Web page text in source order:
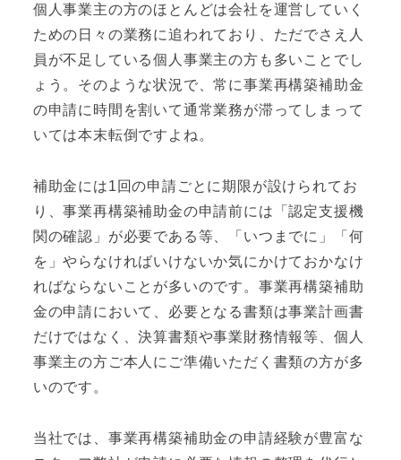
個人事業主の方のほとんどは会社を運営していく
ための日々の業務に追われており、ただでさえ人
員が不足している個人事業主の方も多いことでし
ょう。そのような状況で、常に事業再構築補助金
の申請に時間を割いて通常業務が滞ってしまって
いては本末転倒ですよね。
補助金には1回の申請ごとに期限が設けられてお
り、事業再構築補助金の申請前には「認定支援機
関の確認」が必要である等、「いつまでに」「何
を」やらなければいけないか気にかけておかなけ
ればならないことが多いのです。事業再構築補助
金の申請において、必要となる書類は事業計画書
だけではなく、決算書類や事業財務情報等、個人
事業主の方ご本人にご準備いただく書類の方が多
いのです。
当社では、事業再構築補助金の申請経験が豊富な